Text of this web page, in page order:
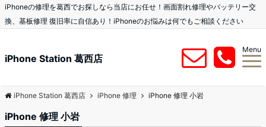
iPhoneの修理を葛西でお探しなら当店にお任せ！画面割れ修理やバッテリー交
換、基板修理 復旧率に自信あり！iPhoneのお悩みは何でもご相談ください
iPhone Station 葛西店
Menu
iPhone Station 葛西店 iPhone 修理 iPhone 修理 小岩
iPhone 修理 小岩